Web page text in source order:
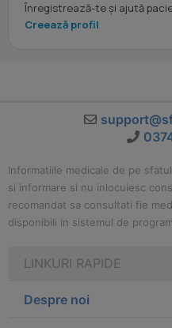
Înregistrează-te și ajută
Creează profil
Informatiile medicale de pe
si informare si nu inlocuiesc
recomandat sa consultati fie
disponibili in sistemul de
LINKURI RAPIDE
Despre noi